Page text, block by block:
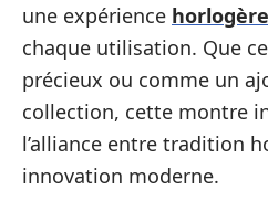
une expérience horlogère
chaque utilisation. Que
précieux ou comme un
collection, cette montre
l’alliance entre tradition
innovation moderne.